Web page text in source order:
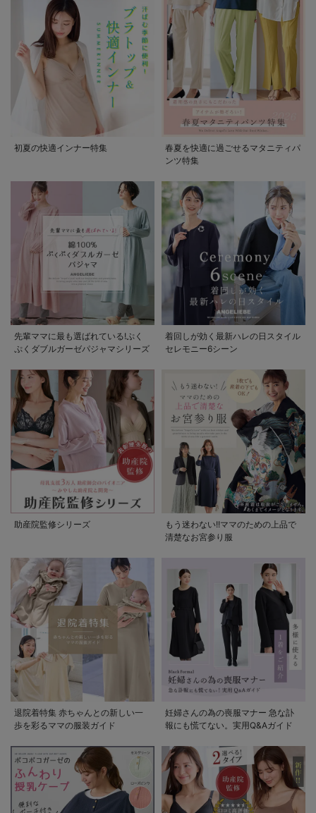
初夏の快適インナー特集
春夏を快適に過ごせるマタニティパ
ンツ特集
先輩ママに最も選ばれている!ぷく
ぷくダブルガーゼパジャマシリーズ
着回しが効く最新ハレの日スタイル
セレモニー6シーン
助産院監修シリーズ
もう迷わない!!ママのための上品で
清楚なお宮参り服
退院着特集 赤ちゃんとの新しい一
歩を彩るママの服装ガイド
妊婦さんの為の喪服マナー 急な訃
報にも慌てない。実用Q&Aガイド